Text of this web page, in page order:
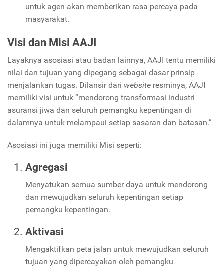
untuk agen akan memberikan rasa percaya pada
masyarakat.
Visi dan Misi AAJI
Layaknya asosiasi atau badan lainnya, AAJI tentu memiliki
nilai dan tujuan yang dipegang sebagai dasar prinsip
menjalankan tugas. Dilansir dari website resminya, AAJI
memiliki visi untuk “mendorong transformasi industri
asuransi jiwa dan seluruh pemangku kepentingan di
dalamnya untuk melampaui setiap sasaran dan batasan.”
Asosiasi ini juga memiliki Misi seperti:
Agregasi
Menyatukan semua sumber daya untuk mendorong
dan mewujudkan seluruh kepentingan setiap
pemangku kepentingan.
Aktivasi
Mengaktifkan peta jalan untuk mewujudkan seluruh
tujuan yang dipercayakan oleh pemangku